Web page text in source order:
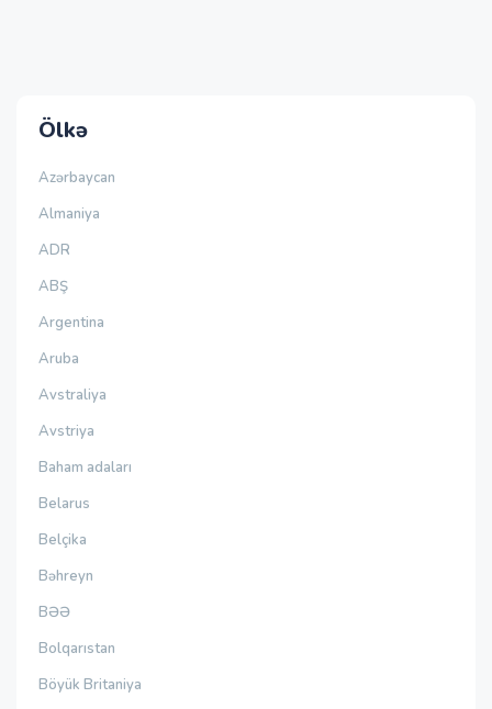
Ölkə
Azərbaycan
Almaniya
ADR
ABŞ
Argentina
Aruba
Avstraliya
Avstriya
Baham adaları
Belarus
Belçika
Bəhreyn
BƏƏ
Bolqarıstan
Böyük Britaniya